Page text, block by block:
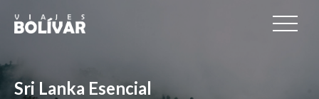
Sri Lanka Esencial